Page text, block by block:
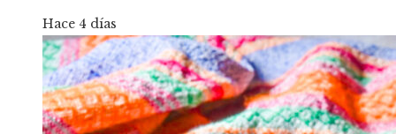
Hace 4 días